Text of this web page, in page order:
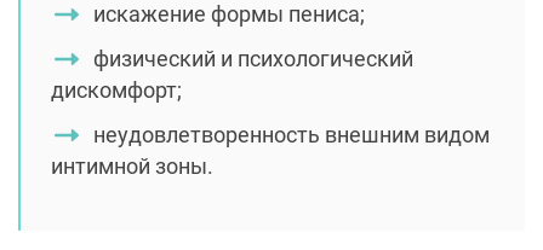
искажение формы пениса;
физический и психологический
дискомфорт;
неудовлетворенность внешним видом
интимной зоны.